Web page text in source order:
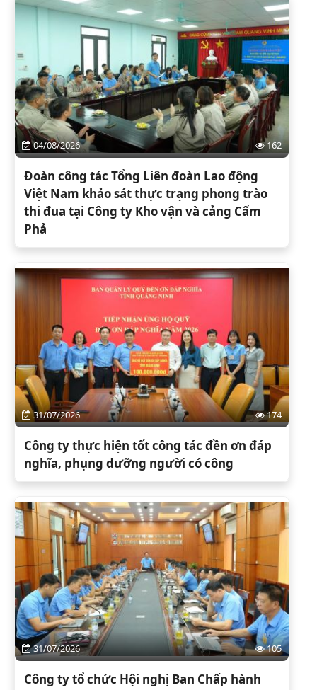
04/08/2026 162
Đoàn công tác Tổng Liên đoàn Lao động
Việt Nam khảo sát thực trạng phong trào
thi đua tại Công ty Kho vận và cảng Cẩm
Phả
31/07/2026 174
Công ty thực hiện tốt công tác đền ơn đáp
nghĩa, phụng dưỡng người có công
31/07/2026 105
Công ty tổ chức Hội nghị Ban Chấp hành